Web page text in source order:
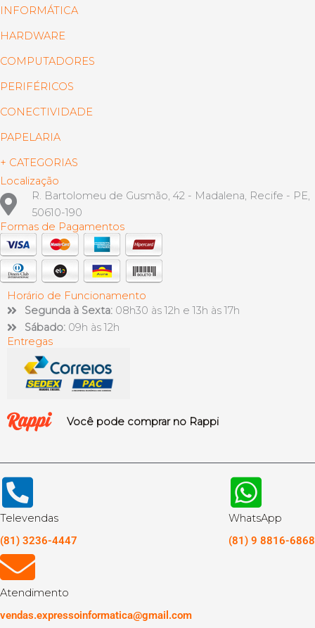
INFORMÁTICA
HARDWARE
COMPUTADORES
PERIFÉRICOS
CONECTIVIDADE
PAPELARIA
+ CATEGORIAS
Localização
R. Bartolomeu de Gusmão, 42 - Madalena, Recife - PE,
50610-190
Formas de Pagamentos
Horário de Funcionamento
Segunda à Sexta: 08h30 às 12h e 13h às 17h
Sábado: 09h às 12h
Entregas
Você pode comprar no Rappi
Televendas
(81) 3236-4447
WhatsApp
(81) 9 8816-6868
Atendimento
vendas.expressoinformatica@gmail.com